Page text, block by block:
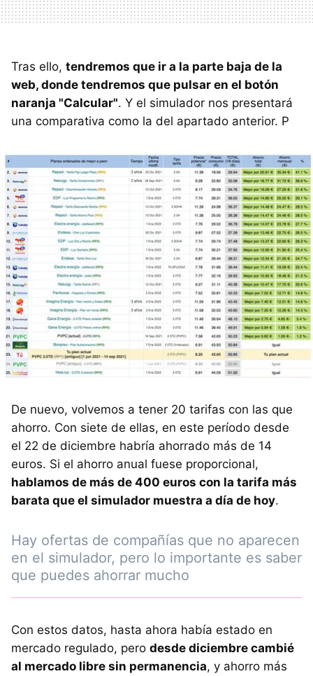
Tras ello, tendremos que ir a la parte baja de la
web, donde tendremos que pulsar en el botón
naranja "Calcular". Y el simulador nos presentará
una comparativa como la del apartado anterior. P
De nuevo, volvemos a tener 20 tarifas con las que
ahorro. Con siete de ellas, en este período desde
el 22 de diciembre habría ahorrado más de 14
euros. Si el ahorro anual fuese proporcional,
hablamos de más de 400 euros con la tarifa más
barata que el simulador muestra a día de hoy.
Hay ofertas de compañías que no aparecen
en el simulador, pero lo importante es saber
que puedes ahorrar mucho
Con estos datos, hasta ahora había estado en
mercado regulado, pero desde diciembre cambié
al mercado libre sin permanencia, y ahorro más